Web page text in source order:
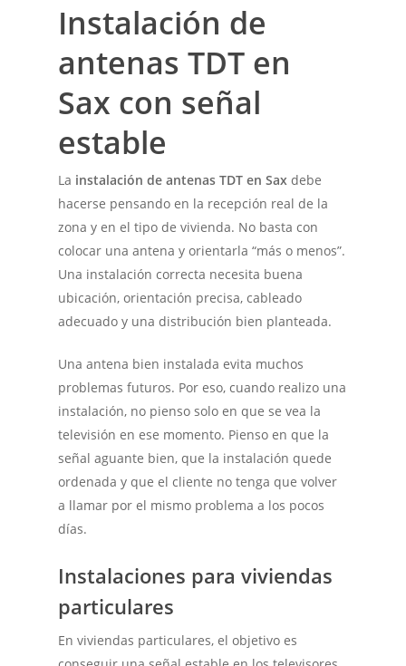
Instalación de
antenas TDT en
Sax con señal
estable
La instalación de antenas TDT en Sax debe
hacerse pensando en la recepción real de la
zona y en el tipo de vivienda. No basta con
colocar una antena y orientarla “más o menos”.
Una instalación correcta necesita buena
ubicación, orientación precisa, cableado
adecuado y una distribución bien planteada.
Una antena bien instalada evita muchos
problemas futuros. Por eso, cuando realizo una
instalación, no pienso solo en que se vea la
televisión en ese momento. Pienso en que la
señal aguante bien, que la instalación quede
ordenada y que el cliente no tenga que volver
a llamar por el mismo problema a los pocos
días.
Instalaciones para viviendas
particulares
En viviendas particulares, el objetivo es